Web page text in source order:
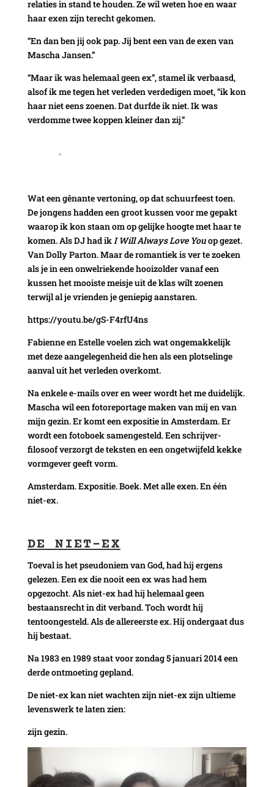
relaties in stand te houden. Ze wil weten hoe en waar
haar exen zijn terecht gekomen.
“En dan ben jij ook pap. Jij bent een van de exen van
Mascha Jansen.”
“Maar ik was helemaal geen ex”, stamel ik verbaasd,
alsof ik me tegen het verleden verdedigen moet, “ik kon
haar niet eens zoenen. Dat durfde ik niet. Ik was
verdomme twee koppen kleiner dan zij.”
Wat een gênante vertoning, op dat schuurfeest toen.
De jongens hadden een groot kussen voor me gepakt
waarop ik kon staan om op gelijke hoogte met haar te
komen. Als DJ had ikI Will Always Love Youop gezet.
Van Dolly Parton. Maar de romantiek is ver te zoeken
als je in een onwelriekende hooizolder vanaf een
kussen het mooiste meisje uit de klas wilt zoenen
terwijl al je vrienden je geniepig aanstaren.
https://youtu.be/gS-F4rfU4ns
Fabienne en Estelle voelen zich wat ongemakkelijk
met deze aangelegenheid die hen als een plotselinge
aanval uit het verleden overkomt.
Na enkele e-mails over en weer wordt het me duidelijk.
Mascha wil een fotoreportage maken van mij en van
mijn gezin. Er komt een expositie in Amsterdam. Er
wordt een fotoboek samengesteld. Een schrijver-
filosoof verzorgt de teksten en een ongetwijfeld kekke
vormgever geeft vorm.
Amsterdam. Expositie. Boek. Met alle exen. En één
niet-ex.
DE NIET-EX
Toeval is het pseudoniem van God, had hij ergens
gelezen. Een ex die nooit een ex was had hem
opgezocht. Als niet-ex had hij helemaal geen
bestaansrecht in dit verband. Toch wordt hij
tentoongesteld. Als de allereerste ex. Hij ondergaat dus
hij bestaat.
Na 1983 en 1989 staat voor zondag 5 januari 2014 een
derde ontmoeting gepland.
De niet-ex kan niet wachten zijn niet-ex zijn ultieme
levenswerk te laten zien:
zijn gezin.